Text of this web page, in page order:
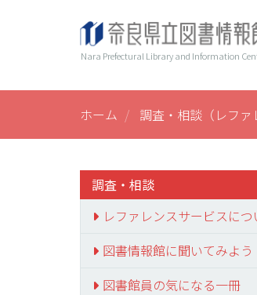
テ
Nara Prefectural Library and Information
ホーム 調査・相談（レフ
調査・相談
レファレンスサービスにつ
図書情報館に聞いてみよう
図書館員の気になる一冊